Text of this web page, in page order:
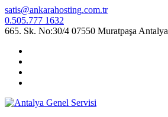
satis@ankarahosting.com.tr
0.505.777 1632
665. Sk. No:30/4 07550 Muratpaşa Antalya